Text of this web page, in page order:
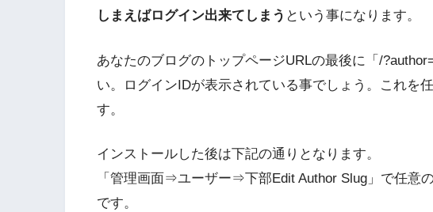
しまえばログイン出来てしまう という事になります。
あなたのブログのトップページURLの最後に「/
い。ログインIDが表示されている事でしょう。これを
す。
インストールした後は下記の通りとなります。
「管理画面⇒ユーザー⇒下部Edit Author Slug」で任意
です。